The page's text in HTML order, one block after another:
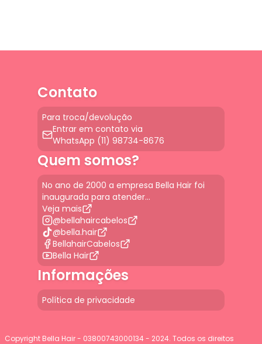
Contato
Para troca/devolução
Entrar em contato via
WhatsApp (11) 98734-8676
Quem somos?
No ano de 2000 a empresa Bella Hair foi
inaugurada para atender...
Veja mais
@bellahaircabelos
@bella.hair
BellahairCabelos
Bella Hair
Informações
Política de privacidade
Copyright Bella Hair - 03800743000134 - 2024. Todos os direitos